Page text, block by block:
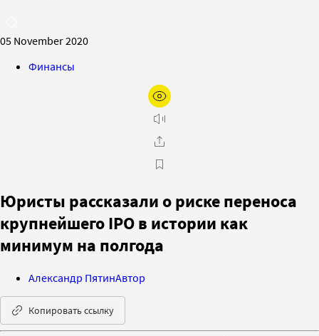
05 November 2020
Финансы
Юристы рассказали о риске переноса
крупнейшего IPO в истории как
минимум на полгода
Александр ПятинАвтор
Копировать ссылку